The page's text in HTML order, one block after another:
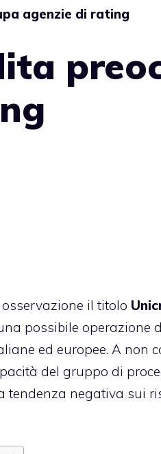
agenzie di rating
il titolo
possibile operazione
ed europee. A non
del gruppo di
tendenza negativa sui